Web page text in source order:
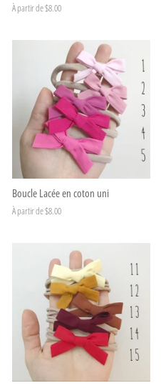
À partir de $8.00
Boucle Lacée en coton uni
À partir de $8.00